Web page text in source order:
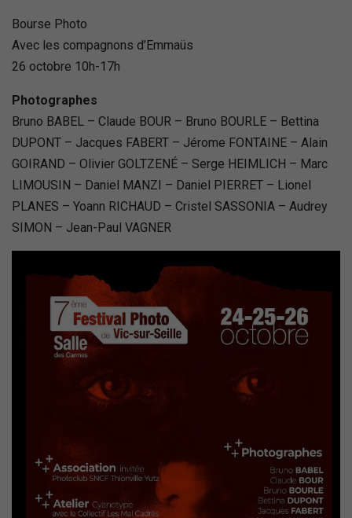
Bourse Photo
Avec les compagnons d’Emmaüs
26 octobre 10h-17h
Photographes
Bruno BABEL – Claude BOUR – Bruno BOURLE – Bettina
DUPONT – Jacques FABERT – Jérome FONTAINE – Alain
GOIRAND – Olivier GOLTZENÉ – Serge HEIMLICH – Marc
LIMOUSIN – Daniel MANZI – Daniel PIERRET – Lionel
PLANES – Yoann RICHAUD – Cristel SASSONIA – Audrey
SIMON – Jean-Paul VAGNER